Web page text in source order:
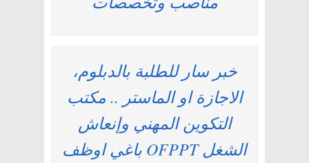
خبر سار للطلبة بالدبلوم،
الاجازة او الماستر .. مكتب
التكوين المهني وإنعاش
الشغل OFPPT باغي اوظف